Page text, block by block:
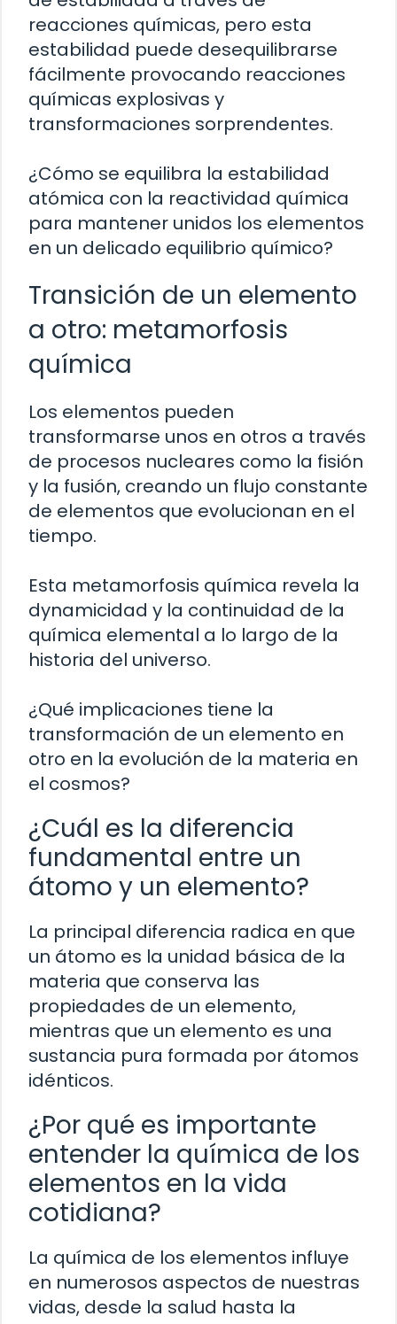
reacciones químicas, pero esta
estabilidad puede desequilibrarse
fácilmente provocando reacciones
químicas explosivas y
transformaciones sorprendentes.
¿Cómo se equilibra la estabilidad
atómica con la reactividad química
para mantener unidos los elementos
en un delicado equilibrio químico?
Transición de un elemento
a otro: metamorfosis
química
Los elementos pueden
transformarse unos en otros a través
de procesos nucleares como la fisión
y la fusión, creando un flujo constante
de elementos que evolucionan en el
tiempo.
Esta metamorfosis química revela la
dynamicidad y la continuidad de la
química elemental a lo largo de la
historia del universo.
¿Qué implicaciones tiene la
transformación de un elemento en
otro en la evolución de la materia en
el cosmos?
¿Cuál es la diferencia
fundamental entre un
átomo y un elemento?
La principal diferencia radica en que
un átomo es la unidad básica de la
materia que conserva las
propiedades de un elemento,
mientras que un elemento es una
sustancia pura formada por átomos
idénticos.
¿Por qué es importante
entender la química de los
elementos en la vida
cotidiana?
La química de los elementos influye
en numerosos aspectos de nuestras
vidas, desde la salud hasta la